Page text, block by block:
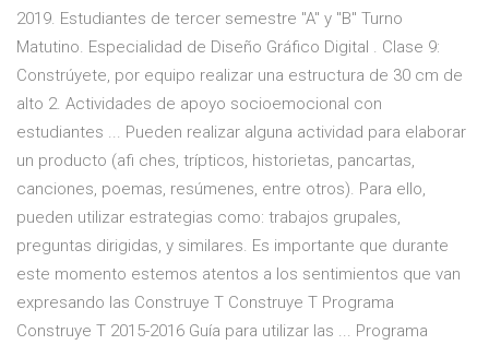
2019. Estudiantes de tercer semestre "A" y "B" Turno
Matutino. Especialidad de Diseño Gráfico Digital . Clase 9:
Constrúyete, por equipo realizar una estructura de 30 cm de
alto 2. Actividades de apoyo socioemocional con
estudiantes ... Pueden realizar alguna actividad para elaborar
un producto (afi ches, trípticos, historietas, pancartas,
canciones, poemas, resúmenes, entre otros). Para ello,
pueden utilizar estrategias como: trabajos grupales,
preguntas dirigidas, y similares. Es importante que durante
este momento estemos atentos a los sentimientos que van
expresando las Construye T Construye T Programa
Construye T 2015-2016 Guía para utilizar las ... Programa